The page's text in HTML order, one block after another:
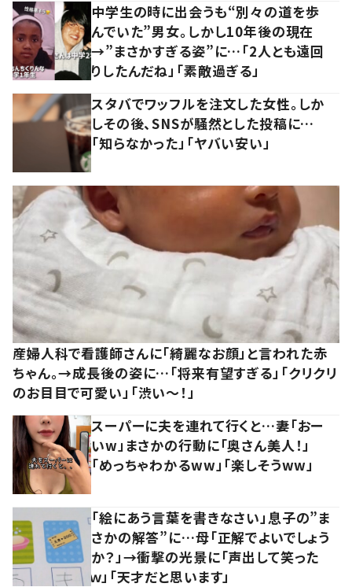
中学生の時に出会うも“別々の道を歩
んでいた”男女。しかし10年後の現在
→”まさかすぎる姿”に…「2人とも遠回
りしたんだね」「素敵過ぎる」
スタバでワッフルを注文した女性。しか
しその後、SNSが騒然とした投稿に…
「知らなかった」「ヤバい安い」
産婦人科で看護師さんに「綺麗なお顔」と言われた赤
ちゃん。→成長後の姿に…「将来有望すぎる」「クリクリ
のお目目で可愛い」「渋い～！」
スーパーに夫を連れて行くと…妻「おー
いw」まさかの行動に「奥さん美人！」
「めっちゃわかるww」「楽しそうww」
「絵にあう言葉を書きなさい」息子の”ま
さかの解答”に…母「正解でよいでしょう
か？」→衝撃の光景に「声出して笑った
ｗ」「天才だと思います」